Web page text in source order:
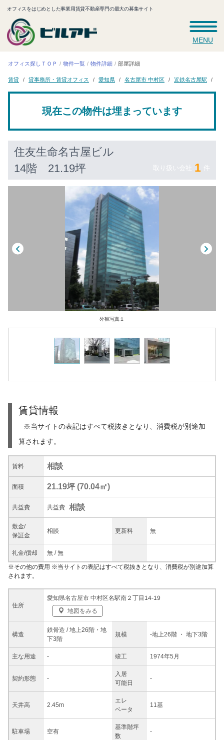
オフィスをはじめとした事業用賃貸不動産専門の最大の募集サイト
MENU
オフィス探しＴＯＰ 物件一覧 物件詳細 部屋詳細
賃貸 貸事務所・賃貸オフィス 愛知県 名古屋市 中村区 近鉄名古屋駅
現在この物件は埋まっています
住友生命名古屋ビル
14階 21.19坪 取り扱い会社 1 件
外観写真１
賃貸情報
※当サイトの表記はすべて税抜きとなり、消費税が別途加
算されます。
賃料 相談
面積 21.19坪 (70.04㎡)
共益費 共益費 相談
敷金/
保証金
相談 更新料 無
礼金/償却 無 /無
住所
愛知県名古屋市 中村区名駅南２丁目14-19
地図をみる
構造
鉄骨造 / 地上26階・地
下3階
規模 -地上26階 ・ 地下3階
主な用途 - 竣工 1974年5月
契約形態 -
入居
可能日
-
天井高 2.45m
エレ
ベータ
11基
駐車場 空有
基準階坪
数
-
※その他の費用 ※当サイトの表記はすべて税抜きとなり、消費税が別途加算
されます。